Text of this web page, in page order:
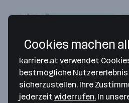
Cookies machen
karriere.at verwendet
bestmögliche Nutzererlebnis
sicherzustellen. Ihre
jederzeitwiderrufen. In